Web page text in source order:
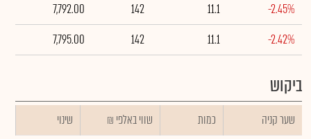
-2.45%
11.1
142
7,792.00
-2.42%
11.1
142
7,795.00
ביקוש
שער קניה כמות ₪ שווי באלפי
שינוי